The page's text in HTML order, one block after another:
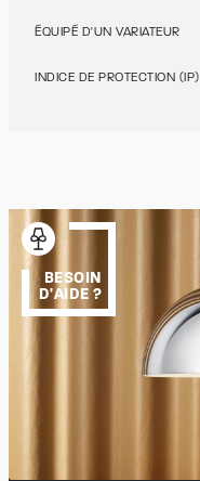
ÉQUIPÉ D'UN VARIATEUR
INDICE DE PROTECTION (IP)
BESOIN
D'AIDE ?